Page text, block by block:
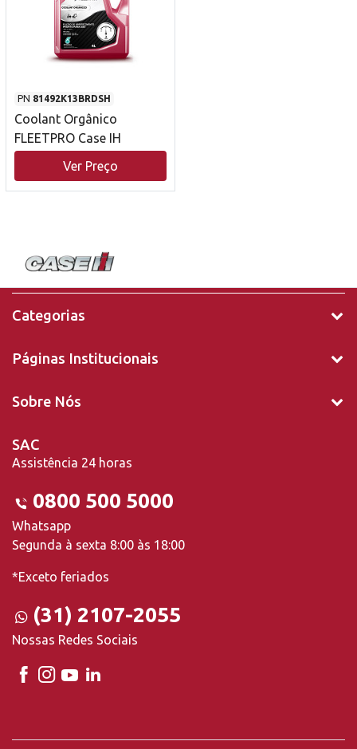
PN 81492K13BRDSH
Coolant Orgânico
FLEETPRO Case IH
Ver Preço
Categorias
Páginas Institucionais
Sobre Nós
SAC
Assistência 24 horas
0800 500 5000
Whatsapp
Segunda à sexta 8:00 às 18:00
*Exceto feriados
(31) 2107-2055
Nossas Redes Sociais